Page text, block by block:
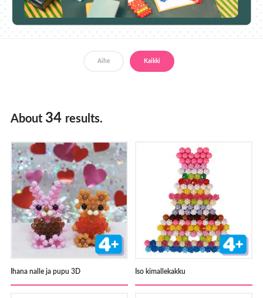
Vanhemmille
Aihe Kaikki
About 34 results.
Ihana nalle ja pupu 3D Iso kimallekakku